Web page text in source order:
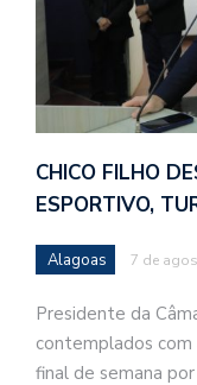
CHICO FILHO
ESPORTIVO,
Alagoas 7 de
Presidente da
contemplados
final de semana